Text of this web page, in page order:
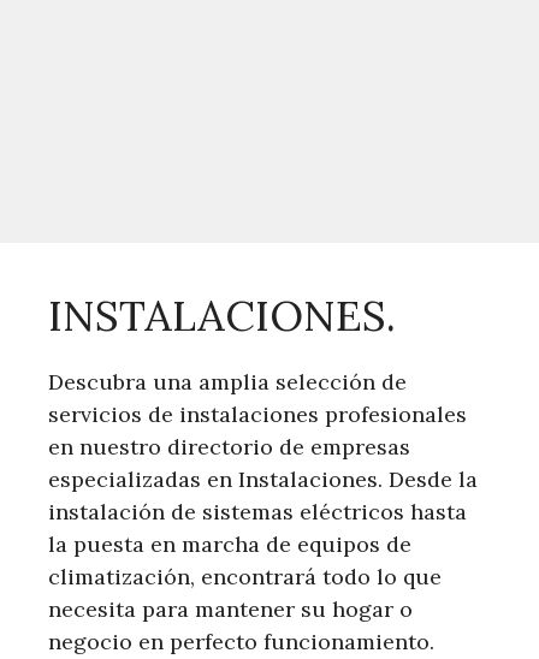
INSTALACIONES.
Descubra una amplia selección de
servicios de instalaciones profesionales
en nuestro directorio de empresas
especializadas en Instalaciones. Desde la
instalación de sistemas eléctricos hasta
la puesta en marcha de equipos de
climatización, encontrará todo lo que
necesita para mantener su hogar o
negocio en perfecto funcionamiento.